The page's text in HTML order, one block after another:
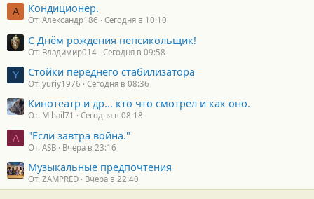
А Кондиционер.
От: Александр186 Сегодня в 10:10
С Днём рождения пепсикольщик!
От: Владимир014 Сегодня в 09:58
Y Стойки переднего стабилизатора
От: yuriy1976 Сегодня в 08:36
Кинотеатр и др... кто что смотрел и как оно.
От: Mihail71 Сегодня в 08:18
A "Если завтра война."
От: ASB Вчера в 23:16
Музыкальные предпочтения
От: ZAMPRED Вчера в 22:40